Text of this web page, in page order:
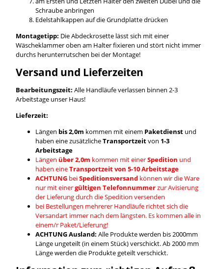
Schraube anbringen
Edelstahlkappen auf die Grundplatte drücken
Montagetipp: Die Abdeckrosette lässt sich mit einer
Wäscheklammer oben am Halter fixieren und stört nicht immer
durchs herunterrutschen bei der Montage!
Versand und Lieferzeiten
Bearbeitungszeit: Alle Handläufe verlassen binnen 2-3
Arbeitstage unser Haus!
Lieferzeit:
Längen bis 2,0m kommen mit einem Paketdienstund
haben eine zusätzlicheTransportzeitvon 1-3
Arbeitstage
Längen über 2,0m kommen mit einerSpedition und
haben eineTransportzeit von 5-10 Arbeitstage
ACHTUNGbeiSpeditionsversandkönnen wir die Ware
nur mit einergültigen Telefonnummerzur Avisierung
der Lieferung durch die Spedition versenden
bei Bestellungen mehrerer Handläufe richtet sich die
Versandart immer nach dem längsten. Es kommen alle in
einem/r Paket/Lieferung!
ACHTUNG Ausland: Alle Produkte werden bis 2000mm
Länge ungeteilt (in einem Stück) verschickt. Ab 2000 mm
Länge werden die Produkte geteilt verschickt.